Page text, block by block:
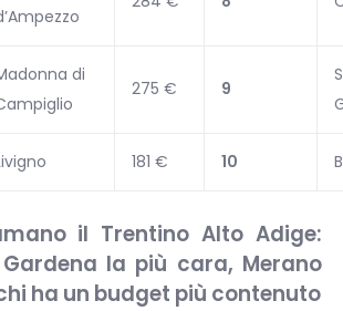
di
275 € 9
181 € 10
il Trentino Alto Adige:
la più cara, Merano
ha un budget più contenuto